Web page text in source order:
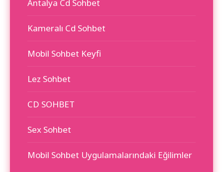
Antalya Cd Sohbet
Kameralı Cd Sohbet
Mobil Sohbet Keyfi
Lez Sohbet
CD SOHBET
Sex Sohbet
Mobil Sohbet Uygulamalarındaki Eğilimler